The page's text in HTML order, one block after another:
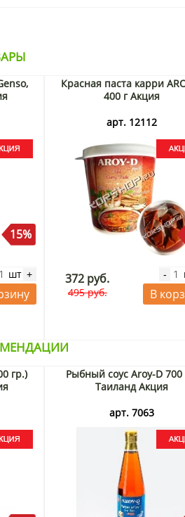
15%
шт +
Красная паста карри
400 г Акция
арт. 12112
372 руб.
495 руб.
-
В
гр.)
Рыбный соус Aroy-D
Таиланд Акция
арт. 7063